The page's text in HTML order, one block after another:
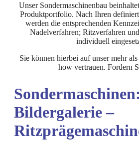
Unser Sondermaschinenbau
Produktportfolio. Nach Ihren
werden die entsprechenden
Nadelverfahren; Ritzverfahren
individuell
Sie können hierbei auf unser mehr
how vertrauen. Fordern
Sondermaschinen:
Bildergalerie –